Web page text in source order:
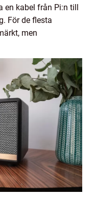
en kabel från Pi:n till
För de flesta
men